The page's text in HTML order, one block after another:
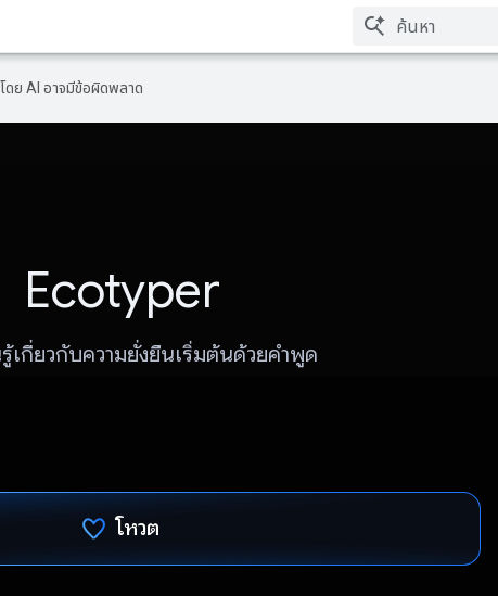
ดย AI อาจมีข้อผิดพลาด
Ecotyper
เกี่ยวกับความยั่งยืนเริ่มต้นด้วยคำพูด
โหวต